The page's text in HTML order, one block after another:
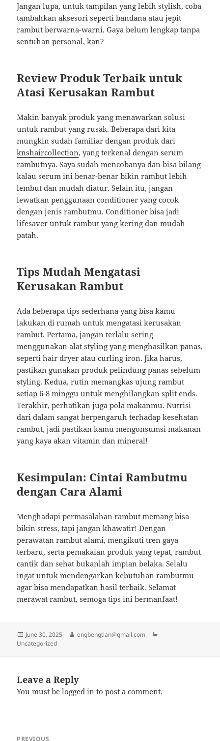
Jangan lupa, untuk tampilan yang lebih stylish, coba
tambahkan aksesori seperti bandana atau jepit
rambut berwarna-warni. Gaya belum lengkap tanpa
sentuhan personal, kan?
Review Produk Terbaik untuk
Atasi Kerusakan Rambut
Makin banyak produk yang menawarkan solusi
untuk rambut yang rusak. Beberapa dari kita
mungkin sudah familiar dengan produk dari
knshaircollection, yang terkenal dengan serum
rambutnya. Saya sudah mencobanya dan bisa bilang
kalau serum ini benar-benar bikin rambut lebih
lembut dan mudah diatur. Selain itu, jangan
lewatkan penggunaan conditioner yang cocok
dengan jenis rambutmu. Conditioner bisa jadi
lifesaver untuk rambut yang kering dan mudah
patah.
Tips Mudah Mengatasi
Kerusakan Rambut
Ada beberapa tips sederhana yang bisa kamu
lakukan di rumah untuk mengatasi kerusakan
rambut. Pertama, jangan terlalu sering
menggunakan alat styling yang menghasilkan panas,
seperti hair dryer atau curling iron. Jika harus,
pastikan gunakan produk pelindung panas sebelum
styling. Kedua, rutin memangkas ujung rambut
setiap 6-8 minggu untuk menghilangkan split ends.
Terakhir, perhatikan juga pola makanmu. Nutrisi
dari dalam sangat berpengaruh terhadap kesehatan
rambut, jadi pastikan kamu mengonsumsi makanan
yang kaya akan vitamin dan mineral!
Kesimpulan: Cintai Rambutmu
dengan Cara Alami
Menghadapi permasalahan rambut memang bisa
bikin stress, tapi jangan khawatir! Dengan
perawatan rambut alami, mengikuti tren gaya
terbaru, serta pemakaian produk yang tepat, rambut
cantik dan sehat bukanlah impian belaka. Selalu
ingat untuk mendengarkan kebutuhan rambutmu
agar bisa mendapatkan hasil terbaik. Selamat
merawat rambut, semoga tips ini bermanfaat!
Posted
on
June 30, 2025 Author
engbengtian@gmail.com
Uncategorized
Leave a Reply
You must belogged in to post a comment.
PREVIOUS